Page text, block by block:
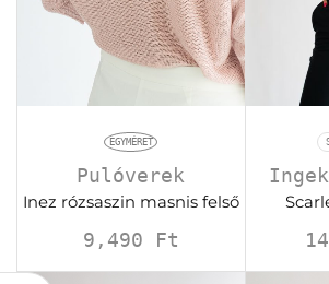
EGYMÉRET
Pulóverek
Inez rózsaszin masnis felső
9,490 Ft